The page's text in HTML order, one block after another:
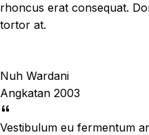
rhoncus erat consequat.
tortor at.
Nuh Wardani
Angkatan 2003
Vestibulum eu fermentum